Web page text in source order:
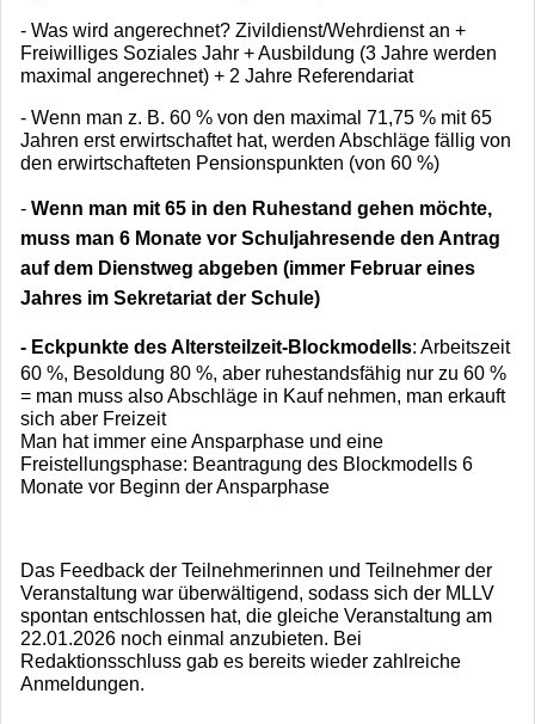
- Was wird angerechnet? Zivildienst/Wehrdienst an +
Freiwilliges Soziales Jahr + Ausbildung (3 Jahre werden
maximal angerechnet) + 2 Jahre Referendariat
- Wenn man z. B. 60 % von den maximal 71,75 % mit 65
Jahren erst erwirtschaftet hat, werden Abschläge fällig von
den erwirtschafteten Pensionspunkten (von 60 %)
- Wenn man mit 65 in den Ruhestand gehen möchte,
muss man 6 Monate vor Schuljahresende den Antrag
auf dem Dienstweg abgeben (immer Februar eines
Jahres im Sekretariat der Schule)
- Eckpunkte des Altersteilzeit-Blockmodells: Arbeitszeit
60 %, Besoldung 80 %, aber ruhestandsfähig nur zu 60 %
= man muss also Abschläge in Kauf nehmen, man erkauft
sich aber Freizeit
Man hat immer eine Ansparphase und eine
Freistellungsphase: Beantragung des Blockmodells 6
Monate vor Beginn der Ansparphase
Das Feedback der Teilnehmerinnen und Teilnehmer der
Veranstaltung war überwältigend, sodass sich der MLLV
spontan entschlossen hat, die gleiche Veranstaltung am
22.01.2026 noch einmal anzubieten. Bei
Redaktionsschluss gab es bereits wieder zahlreiche
Anmeldungen.